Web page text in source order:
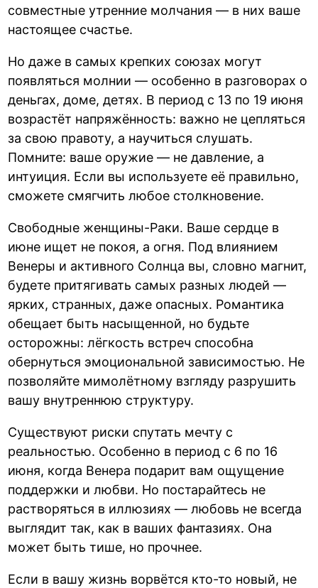
совместные утренние молчания — в них ваше
настоящее счастье.
Но даже в самых крепких союзах могут
появляться молнии — особенно в разговорах о
деньгах, доме, детях. В период с 13 по 19 июня
возрастёт напряжённость: важно не цепляться
за свою правоту, а научиться слушать.
Помните: ваше оружие — не давление, а
интуиция. Если вы используете её правильно,
сможете смягчить любое столкновение.
Свободные женщины-Раки. Ваше сердце в
июне ищет не покоя, а огня. Под влиянием
Венеры и активного Солнца вы, словно магнит,
будете притягивать самых разных людей —
ярких, странных, даже опасных. Романтика
обещает быть насыщенной, но будьте
осторожны: лёгкость встреч способна
обернуться эмоциональной зависимостью. Не
позволяйте мимолётному взгляду разрушить
вашу внутреннюю структуру.
Существуют риски спутать мечту с
реальностью. Особенно в период с 6 по 16
июня, когда Венера подарит вам ощущение
поддержки и любви. Но постарайтесь не
растворяться в иллюзиях — любовь не всегда
выглядит так, как в ваших фантазиях. Она
может быть тише, но прочнее.
Если в вашу жизнь ворвётся кто-то новый, не